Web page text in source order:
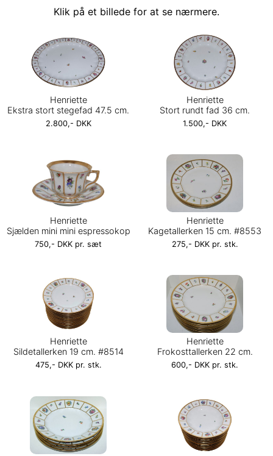
Klik på et billede for at se nærmere.
Henriette
Ekstra stort stegefad 47.5 cm.
2.800,- DKK
Henriette
Stort rundt fad 36 cm.
1.500,- DKK
Henriette
Sjælden mini mini espressokop
750,- DKK pr. sæt
Henriette
Kagetallerken 15 cm. #8553
275,- DKK pr. stk.
Henriette
Sildetallerken 19 cm. #8514
475,- DKK pr. stk.
Henriette
Frokosttallerken 22 cm.
600,- DKK pr. stk.